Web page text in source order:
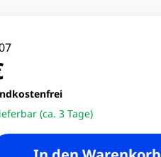
(ca. 3 Tage)